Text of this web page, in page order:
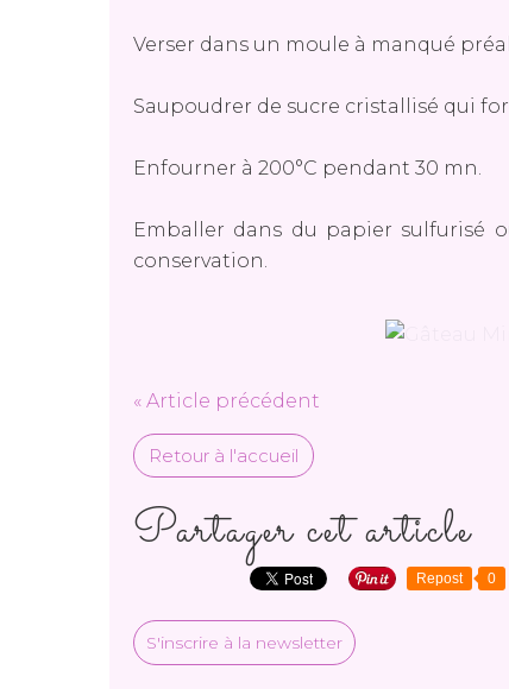
Verser dans un moule à manqué
Saupoudrer de sucre cristallisé qui
Enfourner à 200°C pendant 30 mn.
Emballer dans du papier sulfurisé
conservation.
« Article précédent
Retour à l'accueil
Partager cet article
Repost 0
S'inscrire à la newsletter